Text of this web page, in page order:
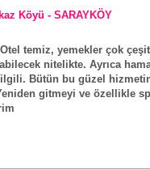
Köyü - SARAYKÖY
temiz, yemekler çok
nitelikte. Ayrıca
Bütün bu güzel hizmetin
gitmeyi ve özellikle